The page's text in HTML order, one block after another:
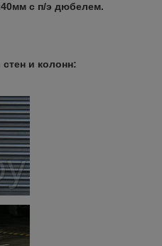
с п/э дюбелем.
и колонн: